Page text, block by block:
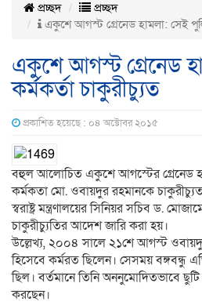
প্রচ্ছদ
প্রচ্ছদ
একুশে আগস্ট গ্রেনেড হামলা: সেই
একুশে আগস্ট গ্রেনেড
কর্মকর্তা চাকুরীচ্যুত
প্রকাশিত হয়েছে : ০৪ অক্টোবর ২০১৫
বহুল আলোচিত একুশে আগস্টের গ্রেনেড
কর্মকতা মো. ওবায়দুর রহমানকে
স্বরাষ্ট্র মন্ত্রণালয়ের সিনিয়র সচিব ড.
চাকুরীচ্যুতির আদেশ জারি করা হয়।
উল্লেখ্য, ২০০৪ সালে ২১শে আগস্ট
হিসেবে কর্মরত ছিলেন। সেসময় বঙ্গবন্ধু
ছিল। বর্তমানে তিনি অননুমোদিতভাবে ছুটি
করছেন।